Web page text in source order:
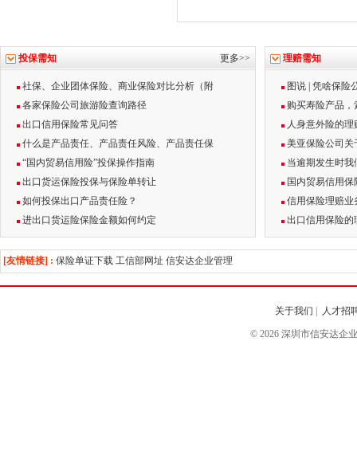
投保需知 更多>>
社保、企业团体保险、商业保险对比分析（附
各家保险公司旅游险查询路径
出口信用保险常见问答
什么是产品责任、产品责任风险、产品责任保
“国内贸易信用险”投保操作指南
出口货运保险投保与保险单转让
如何投保出口产品责任险？
进出口货运险保险金额如何约定
理赔需知
图说 | 凭啥保险
购买寿险产品，
人身意外险的理
美亚保险公司关
当逾期发生时我
国内贸易信用保
信用保险理赔业
出口信用保险的
[友情链接] : 保险单证下载 工信部网址 信安达企业管理
关于我们 人才招
© 2026 深圳市信安达企